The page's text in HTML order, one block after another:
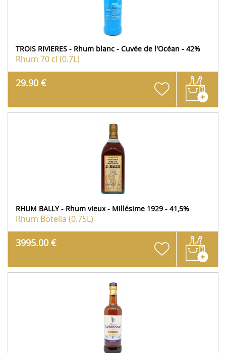
TROIS RIVIERES - Rhum blanc - Cuvée de l'Océan - 42%
Rhum 70 cl (0.7L)
29.90 €
RHUM BALLY - Rhum vieux - Millésime 1929 - 41,5%
Rhum Botella (0.75L)
3995.00 €